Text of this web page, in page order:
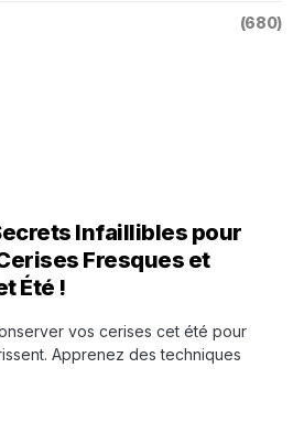
(680)
Infaillibles pour
Fresques et
Été !
vos cerises cet été pour
Apprenez des techniques